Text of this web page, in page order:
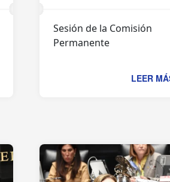
Sesión de la Comisión
Permanente
LEER